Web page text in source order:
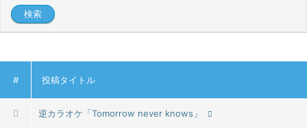
# 投稿タイトル
逆カラオケ「Tomorrow never knows」